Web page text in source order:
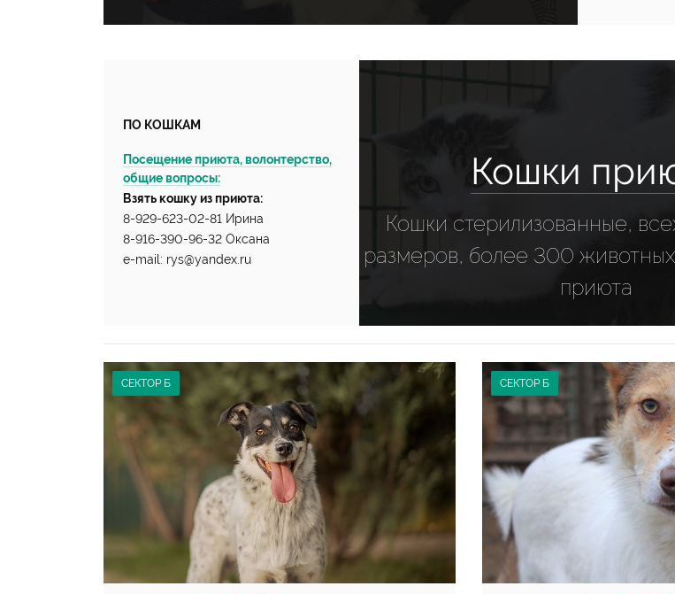
Кошки
Кошки стерилизованные,
размеров, более 300
приюта
ПО КОШКАМ
Посещение приюта, волонтерство,
общие вопросы:
Взять кошку из приюта:
8-929-623-02-81 Ирина
8-916-390-96-32 Оксана
e-mail: rys@yandex.ru
СЕКТОР Б СЕКТОР Б